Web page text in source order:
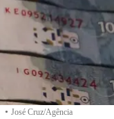
• José Cruz/Agência